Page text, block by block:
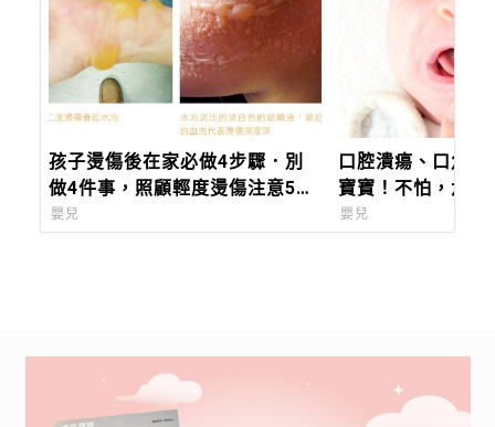
孩子燙傷後在家必做4步驟．別
做4件事，照顧輕度燙傷注意5事
項
嬰兒
口腔潰瘍、口角
寶寶！不怕，六大
症狀一次看懂，
嬰兒